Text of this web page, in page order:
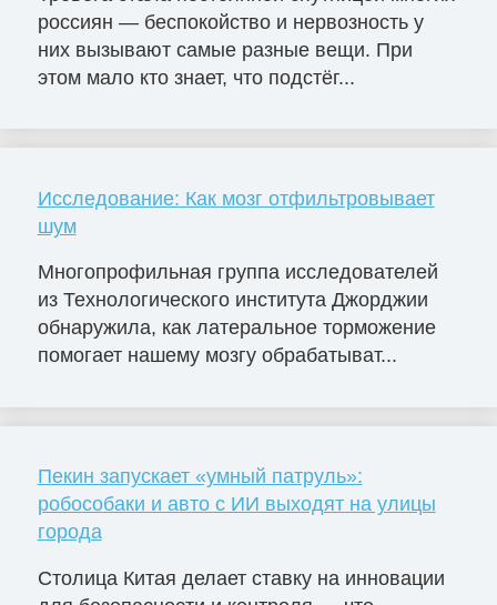
россиян — беспокойство и нервозность у
них вызывают самые разные вещи. При
этом мало кто знает, что подстёг...
Исследование: Как мозг отфильтровывает
шум
Многопрофильная группа исследователей
из Технологического института Джорджии
обнаружила, как латеральное торможение
помогает нашему мозгу обрабатыват...
Пекин запускает «умный патруль»:
робособаки и авто с ИИ выходят на улицы
города
Столица Китая делает ставку на инновации